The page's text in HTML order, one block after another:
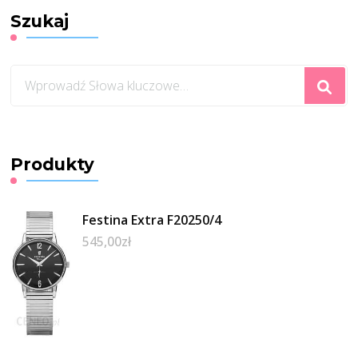
Szukaj
czegoś?
Produkty
Festina Extra F20250/4
545,00zł